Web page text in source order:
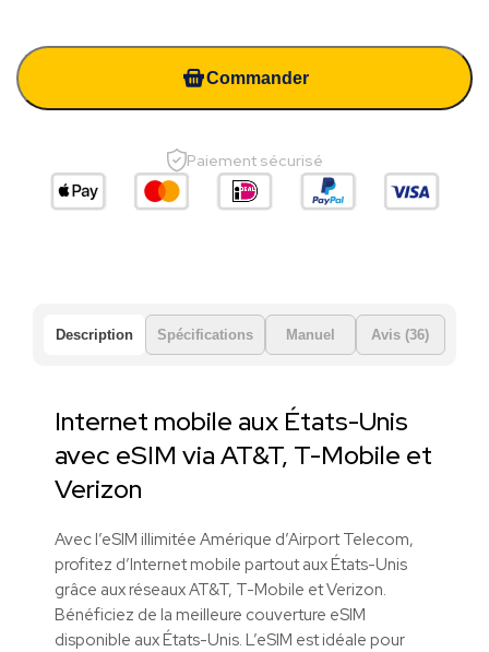
Commander
Paiement sécurisé
Description Spécifications Manuel Avis (36)
Internet mobile aux États-Unis
avec eSIM via AT&T, T-Mobile et
Verizon
Avec l’eSIM illimitée Amérique d’Airport Telecom,
profitez d’Internet mobile partout aux États-Unis
grâce aux réseaux AT&T, T-Mobile et Verizon.
Bénéficiez de la meilleure couverture eSIM
disponible aux États-Unis. L’eSIM est idéale pour